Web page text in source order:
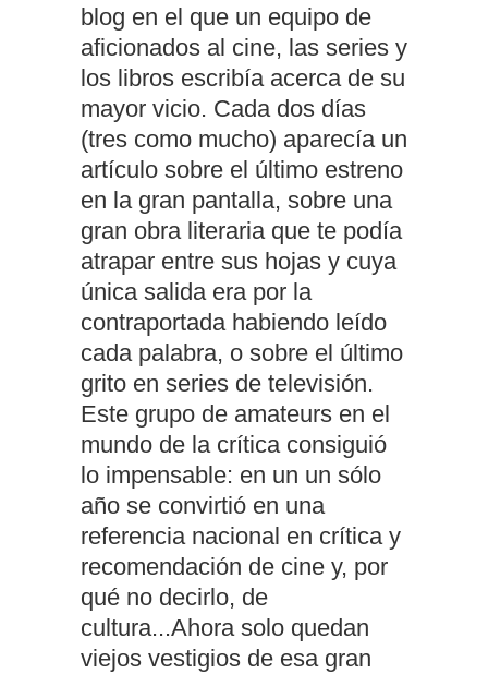
blog en el que un equipo de
aficionados al cine, las series y
los libros escribía acerca de su
mayor vicio. Cada dos días
(tres como mucho) aparecía un
artículo sobre el último estreno
en la gran pantalla, sobre una
gran obra literaria que te podía
atrapar entre sus hojas y cuya
única salida era por la
contraportada habiendo leído
cada palabra, o sobre el último
grito en series de televisión.
Este grupo de amateurs en el
mundo de la crítica consiguió
lo impensable: en un un sólo
año se convirtió en una
referencia nacional en crítica y
recomendación de cine y, por
qué no decirlo, de
cultura...Ahora solo quedan
viejos vestigios de esa gran